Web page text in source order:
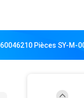
60046210 Pièces SY-M-